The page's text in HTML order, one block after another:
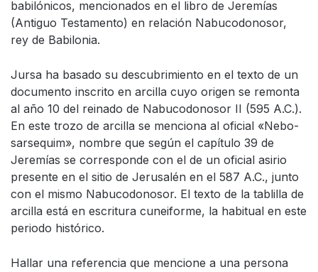
babilónicos, mencionados en el libro de Jeremías
(Antiguo Testamento) en relación Nabucodonosor,
rey de Babilonia.
Jursa ha basado su descubrimiento en el texto de un
documento inscrito en arcilla cuyo origen se remonta
al año 10 del reinado de Nabucodonosor II (595 A.C.).
En este trozo de arcilla se menciona al oficial «Nebo-
sarsequim», nombre que según el capítulo 39 de
Jeremías se corresponde con el de un oficial asirio
presente en el sitio de Jerusalén en el 587 A.C., junto
con el mismo Nabucodonosor. El texto de la tablilla de
arcilla está en escritura cuneiforme, la habitual en este
periodo histórico.
Hallar una referencia que mencione a una persona